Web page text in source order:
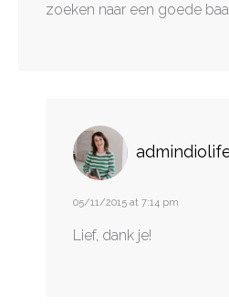
zoeken naar een goede
05/11/2015 at 7:14 pm
Lief, dank je!